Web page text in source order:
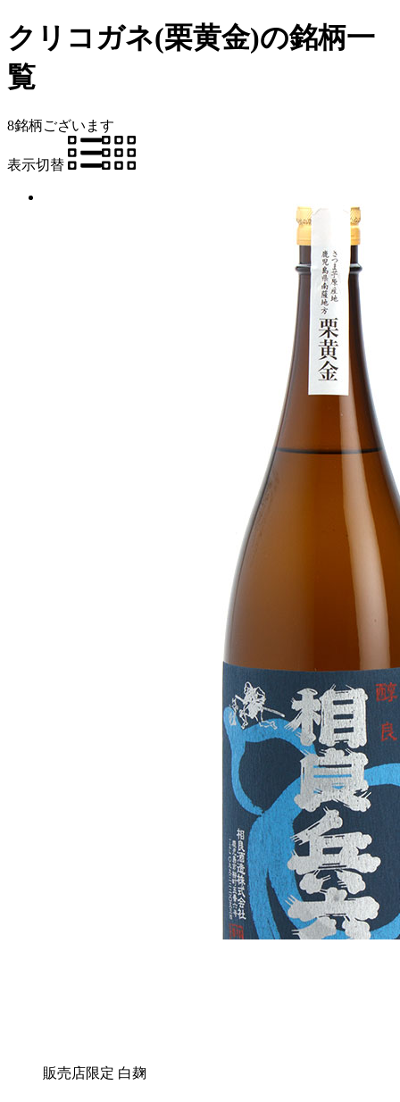
クリコガネ(栗黄金)の銘柄一
覧
8銘柄ございます
表示切替
販売店限定 白麹